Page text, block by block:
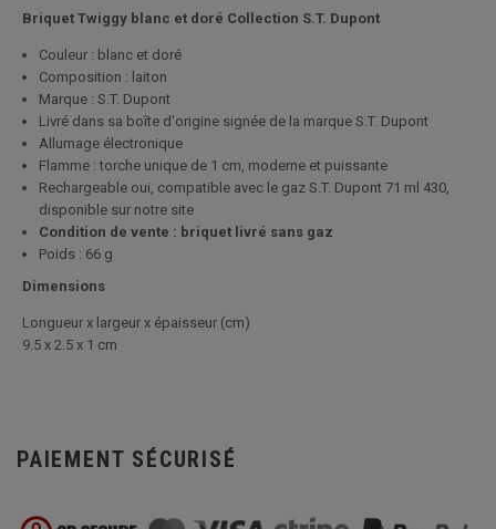
Briquet Twiggy blanc et doré Collection S.T. Dupont
Couleur : blanc et doré
Composition : laiton
Marque : S.T. Dupont
Livré dans sa boîte d'origine signée de la marque S.T. Dupont
Allumage électronique
Flamme : torche unique de 1 cm, moderne et puissante
Rechargeable oui, compatible avec le gaz S.T. Dupont 71 ml 430,
disponible sur notre site
Condition de vente : briquet livré sans gaz
Poids : 66 g
Dimensions
Longueur x largeur x épaisseur (cm)
9.5 x 2.5 x 1 cm
PAIEMENT SÉCURISÉ